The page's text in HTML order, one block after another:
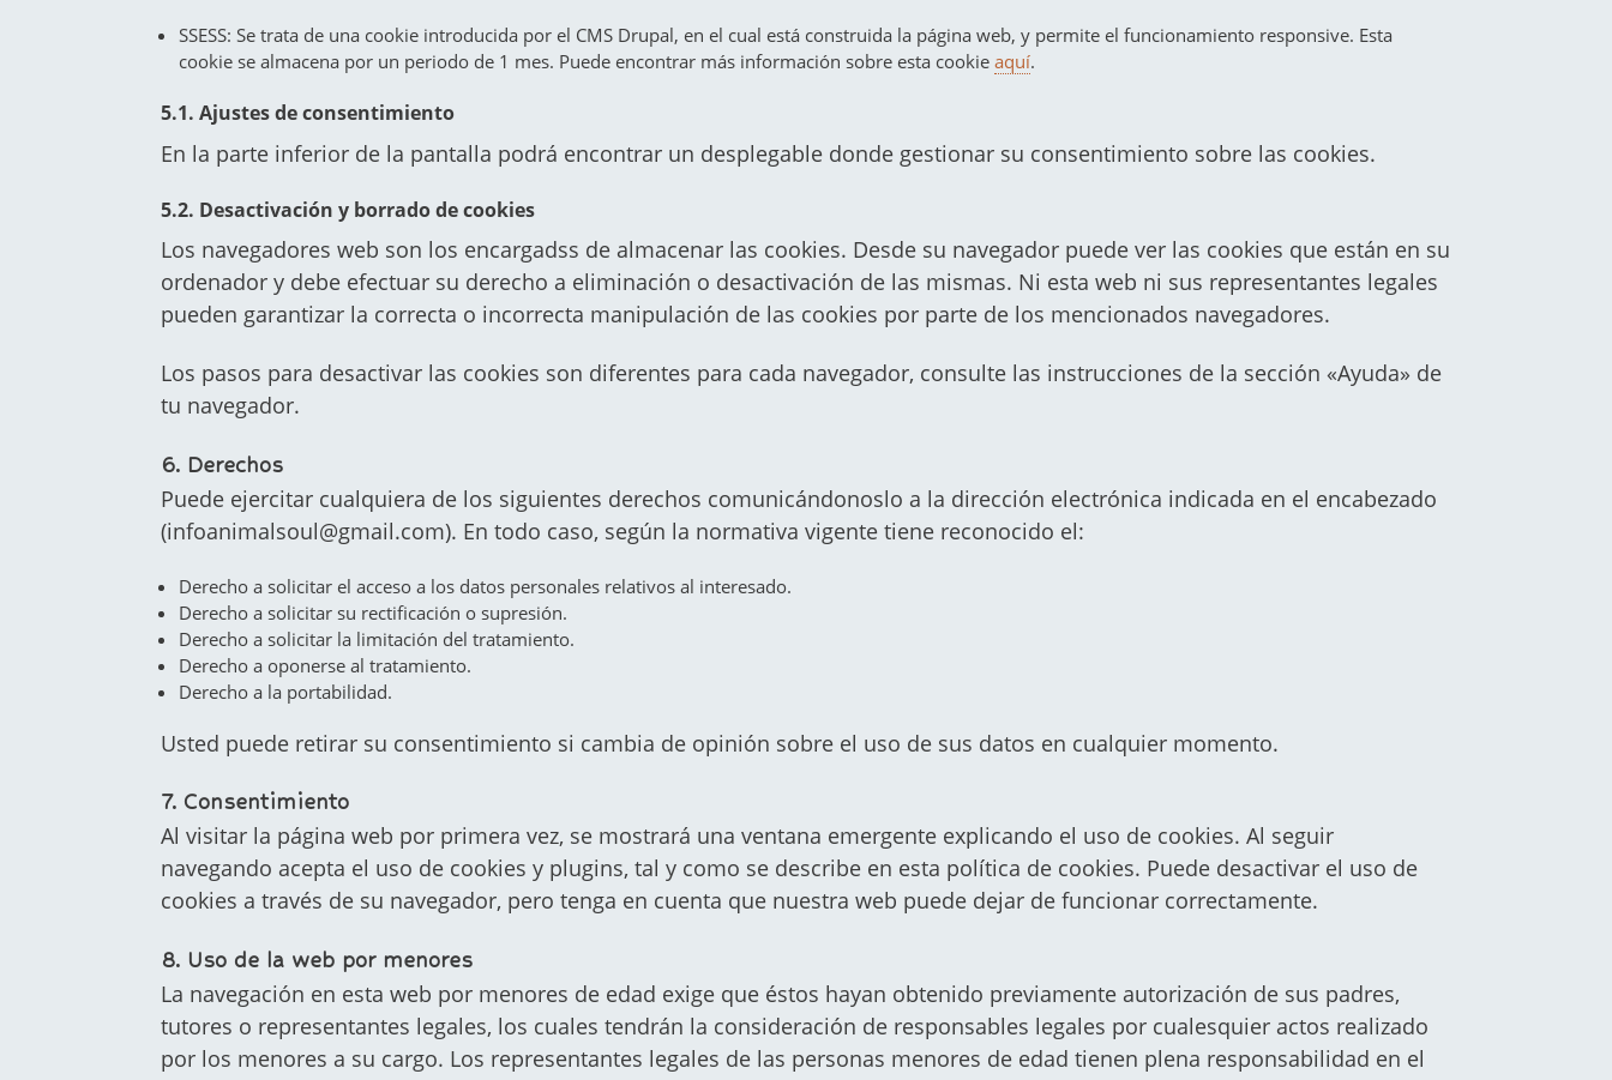
SSESS: Se trata de una cookie introducida por el CMS Drupal, en el cual está construida la página web, y permite el funcionamiento responsive. Esta
cookie se almacena por un periodo de 1 mes. Puede encontrar más información sobre esta cookieaquí.
5.1. Ajustes de consentimiento
En la parte inferior de la pantalla podrá encontrar un desplegable donde gestionar su consentimiento sobre las cookies.
5.2. Desactivación y borrado de cookies
Los navegadores web son los encargadss de almacenar las cookies. Desde su navegador puede ver las cookies que están en su
ordenador y debe efectuar su derecho a eliminación o desactivación de las mismas. Ni esta web ni sus representantes legales
pueden garantizar la correcta o incorrecta manipulación de las cookies por parte de los mencionados navegadores.
Los pasos para desactivar las cookies son diferentes para cada navegador, consulte las instrucciones de la sección «Ayuda» de
tu navegador.
6. Derechos
Puede ejercitar cualquiera de los siguientes derechos comunicándonoslo a la dirección electrónica indicada en el encabezado
(infoanimalsoul@gmail.com). En todo caso, según la normativa vigente tiene reconocido el:
Derecho a solicitar el acceso a los datos personales relativos al interesado.
Derecho a solicitar su rectificación o supresión.
Derecho a solicitar la limitación del tratamiento.
Derecho a oponerse al tratamiento.
Derecho a la portabilidad.
Usted puede retirar su consentimiento si cambia de opinión sobre el uso de sus datos en cualquier momento.
7. Consentimiento
Al visitar la página web por primera vez, se mostrará una ventana emergente explicando el uso de cookies. Al seguir
navegando acepta el uso de cookies y plugins, tal y como se describe en esta política de cookies. Puede desactivar el uso de
cookies a través de su navegador, pero tenga en cuenta que nuestra web puede dejar de funcionar correctamente.
8. Uso de la web por menores
La navegación en esta web por menores de edad exige que éstos hayan obtenido previamente autorización de sus padres,
tutores o representantes legales, los cuales tendrán la consideración de responsables legales por cualesquier actos realizado
por los menores a su cargo. Los representantes legales de las personas menores de edad tienen plena responsabilidad en el